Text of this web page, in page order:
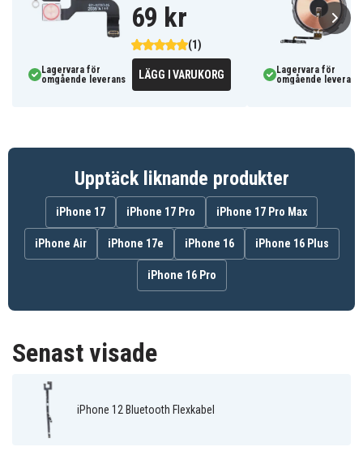
(1)
69 kr
Lagervara för
omgående leverans
LÄGG I VARUKORG
Lagervara för
omgående leverans
Upptäck liknande produkter
iPhone 17 iPhone 17 Pro iPhone 17 Pro Max
iPhone Air iPhone 17e iPhone 16 iPhone 16 Plus
iPhone 16 Pro
Senast visade
iPhone 12 Bluetooth Flexkabel